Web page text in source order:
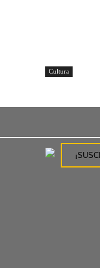
Cultura